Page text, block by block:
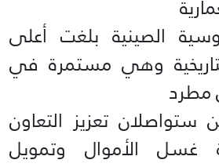
الصينية بلغت أعلى
وهي مستمرة في
مطرد
ستواصلان تعزيز التعاون
غسل الأموال وتمويل